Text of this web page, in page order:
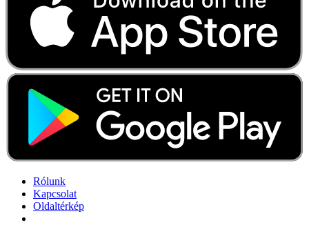
Rólunk
Kapcsolat
Oldaltérkép